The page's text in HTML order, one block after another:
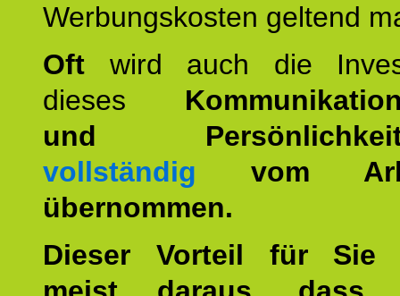
Werbungskosten geltend
Oft wird auch die
dieses
und
vollständig vom
übernommen.
Dieser Vorteil für Sie